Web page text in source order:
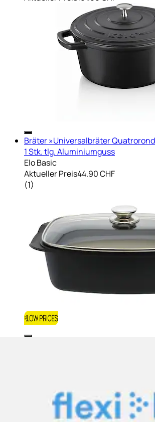
Bräter »Universalbräter
1 Stk. tlg. Aluminiumguss
Elo Basic
Aktueller Preis44.90 CHF
(1)